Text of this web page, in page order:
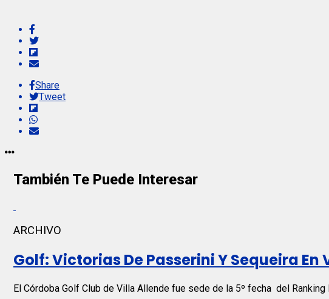
Share
Tweet
También Te Puede Interesar
ARCHIVO
Golf: Victorias De Passerini Y Sequeira En
El Córdoba Golf Club de Villa Allende fue sede de la 5º fecha del